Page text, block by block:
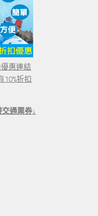
惠連結
10%折扣
交通票券↓